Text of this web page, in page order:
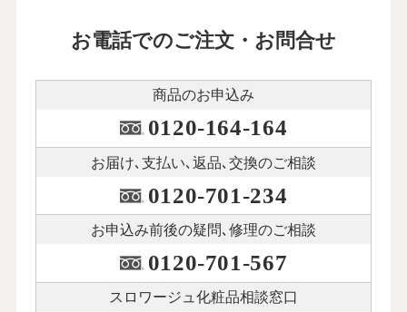
お電話でのご注文・お問合せ
商品のお申込み
0120-164-164
お届け､支払い､ 返品､交換のご相談
0120-701-234
お申込み前後の疑問､修理のご相談
0120-701-567
スロワージュ化粧品相談窓口